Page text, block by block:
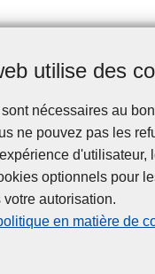
utilise des
nécessaires au
ne pouvez pas les
d'utilisateur,
optionnels pour
autorisation.
en matière de
Téléchargements
Presse